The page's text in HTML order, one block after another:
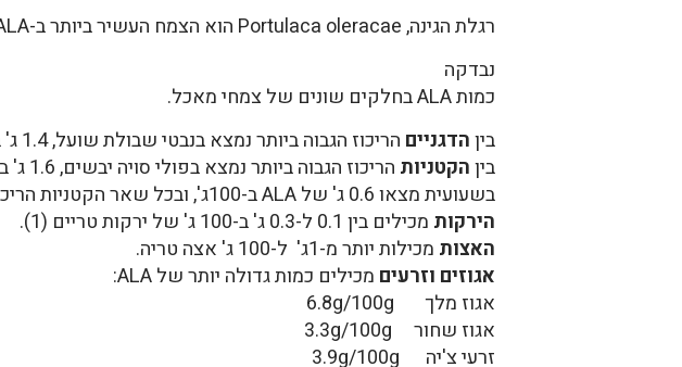
רגלת הגינה, Portulaca oleracae הוא הצמח העשיר ביותר ב-ALA בעלים. ריכוז ה-ALA הוא 4 מ"ג ב-1ג' של הצמח.
נבדקה
כמות ALA בחלקים שונים של צמחי מאכל.
ביןהדגניים הריכוז הגבוה ביותר נמצא בנבטי שבולת שועל, 1.4 ג' ב-100 ג' של נבטים. בנבטי חיטה נמצאו 0.7 ג' ב-100 ג' של נבטים טריים (1).
ביןהקטניות הריכוז הגבוה ביותר נמצא בפולי סויה יבשים, 1.6 ג' ב-100 ג' זרעים.
בשעועית מצאו 0.6 ג' של ALA ב-100ג', ובכל שאר הקטניות הריכוז נמוך, 0.1-0.2 ג' ב-100 ג' של זרעים.
הירקות מכילים בין 0.1 ל-0.3 ג' ב-100 ג' של ירקות טריים (1).
האצות מכילות יותר מ-1ג' ל-100 ג' אצה טריה.
אגוזים וזרעים מכילים כמות גדולה יותר של ALA:
אגוז מלך 6.8g/100g
אגוז שחור 3.3g/100g
זרעי צ'יה 3.9g/100g